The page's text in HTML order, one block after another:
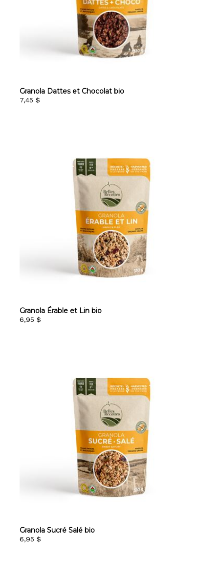
Granola Dattes et Chocolat bio
7,45 $
Granola Érable et Lin bio
6,95 $
Granola Sucré Salé bio
6,95 $